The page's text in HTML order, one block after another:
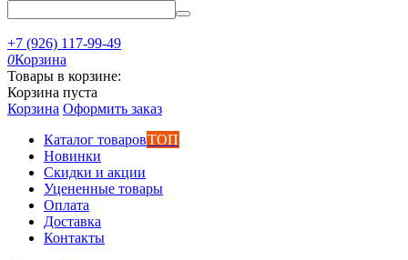
+7 (926) 117-99-49
0Корзина
Товары в корзине:
Корзина пуста
Корзина Оформить заказ
Каталог товаровТОП
Новинки
Скидки и акции
Уцененные товары
Оплата
Доставка
Контакты